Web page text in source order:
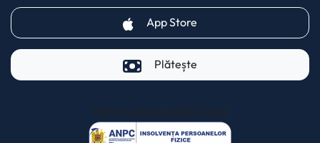
App Store
Plătește
Pentru clienții AXI Card
(opens in a new